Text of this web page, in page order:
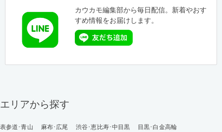
カウカモ編集部から毎日配信。新着やおす
すめ情報をお届けします。
エリアから探す
表参道･青山 麻布･広尾 渋谷･恵比寿･中目黒
目黒･白金高輪